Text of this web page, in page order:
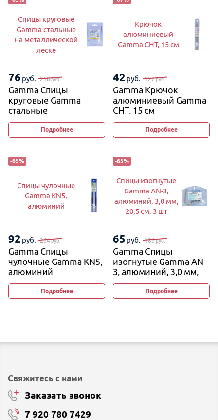
Спицы круговые
Gamma стальные
на металлической
леске
76 руб. 218руб.
Gamma Спицы
круговые Gamma
стальные
на металлической
Подробнее
Крючок
алюминиевый
Gamma CHT, 15 см
42 руб. 127руб.
Gamma Крючок
алюминиевый Gamma
CHT, 15 см
Подробнее
-65%
Спицы чулочные
Gamma KN5,
алюминий
92 руб. 264руб.
Gamma Спицы
чулочные Gamma KN5,
алюминий
Подробнее
-65%
Спицы изогнутые
Gamma AN-3,
алюминий, 3,0 мм,
20,5 см, 3 шт
65 руб. 186руб.
Gamma Спицы
изогнутые Gamma AN-
3, алюминий, 3,0 мм,
20,5 см, 3 шт
Подробнее
Свяжитесь с нами
Заказать звонок
7 920 780 7429